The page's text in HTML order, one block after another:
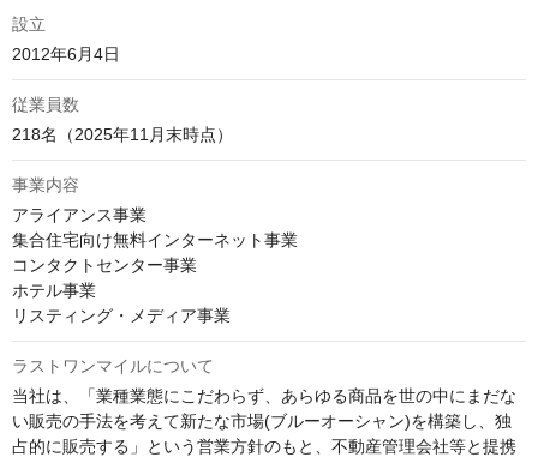
設立
2012年6月4日
従業員数
218名（2025年11月末時点）
事業内容
アライアンス事業
集合住宅向け無料インターネット事業
コンタクトセンター事業
ホテル事業
リスティング・メディア事業
ラストワンマイルについて
当社は、「業種業態にこだわらず、あらゆる商品を世の中にまだな
い販売の手法を考えて新たな市場(ブルーオーシャン)を構築し、独
占的に販売する」という営業方針のもと、不動産管理会社等と提携